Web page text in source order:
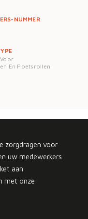
NUMMER
En Poetsrollen
zorgdragen voor
uw medewerkers.
aan
met onze